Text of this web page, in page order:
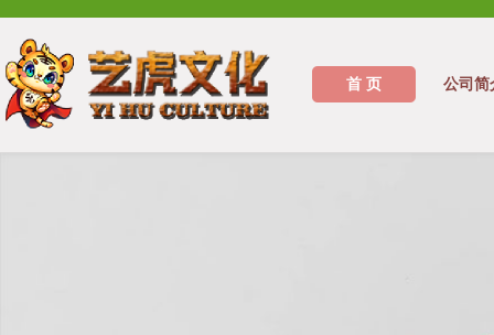
首 页 公司简